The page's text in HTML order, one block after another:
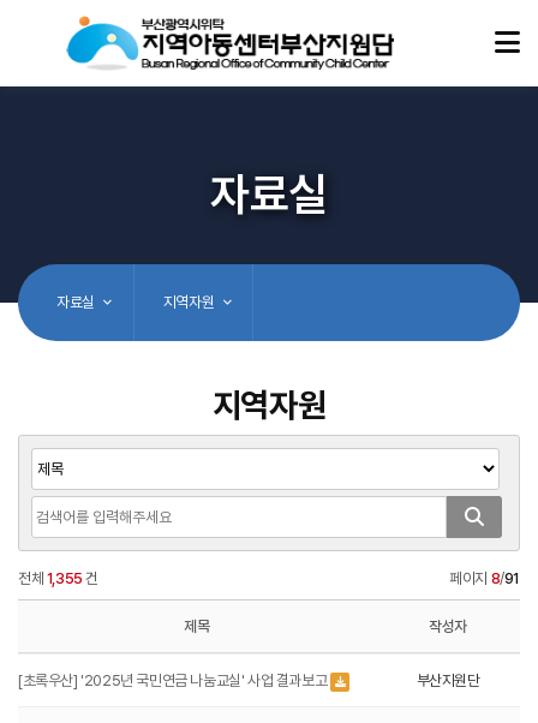
자료실
자료실 지역자원
지역자원
전체 1,355 건 페이지 8/91
제목 작성자
[초록우산] '2025년 국민연금 나눔교실' 사업 결과보고 부산지원단